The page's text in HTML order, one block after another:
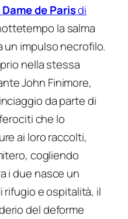
de Parisdi
la salma
un impulso necrofilo.
nella stessa
John Finimore,
da parte di
che lo
ai loro raccolti,
cogliendo
i due nasce un
rifugio e ospitalità, il
del deforme